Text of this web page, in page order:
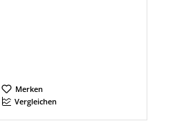
Merken
Vergleichen